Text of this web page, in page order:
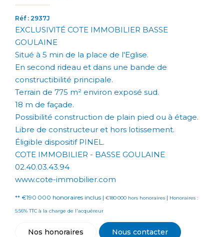
Réf : 2937J
EXCLUSIVITÉ COTE IMMOBILIER BASSE
GOULAINE
Situé à 5 min de la place de l'Eglise.
En second rideau et dans une bande de
constructibilité principale.
Terrain de 775 m² environ exposé sud.
18 m de façade.
Possibilité construction de plain pied ou à étage.
Libre de constructeur et hors lotissement.
Éligible dispositif PINEL.
COTE IMMOBILIER - BASSE GOULAINE
02.40.03.43.94
www.cote-immobilier.com
** €190 000 honoraires inclus | €180 000 hors honoraires | Honoraires :
5.56% TTC à la charge de l'acquéreur
Nos honoraires Nous contacter